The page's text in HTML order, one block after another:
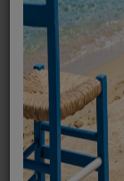
ΦΊΛΤΡΑ